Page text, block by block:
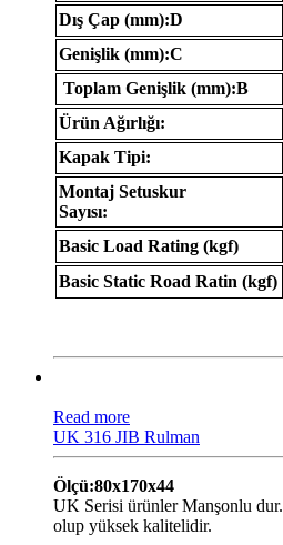
Dış Çap (mm):D
Genişlik (mm):C
Toplam Genişlik (mm):B
Ürün Ağırlığı:
Kapak Tipi:
Montaj Setuskur
Sayısı:
Basic Load Rating (kgf)
Basic Static Road Ratin (kgf)
Read more
UK 316 JIB Rulman
Ölçü:80x170x44
UK Serisi ürünler Manşonlu
olup yüksek kalitelidir.